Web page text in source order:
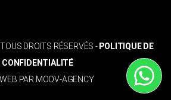
DROITS RÉSERVÉS - POLITIQUE DE
CONFIDENTIALITÉ
PAR MOOV-AGENCY